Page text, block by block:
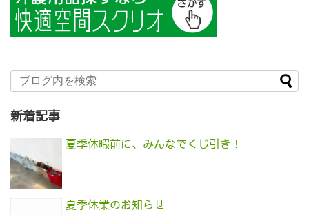
新着記事
夏季休暇前に、みんなでくじ引き！
夏季休業のお知らせ